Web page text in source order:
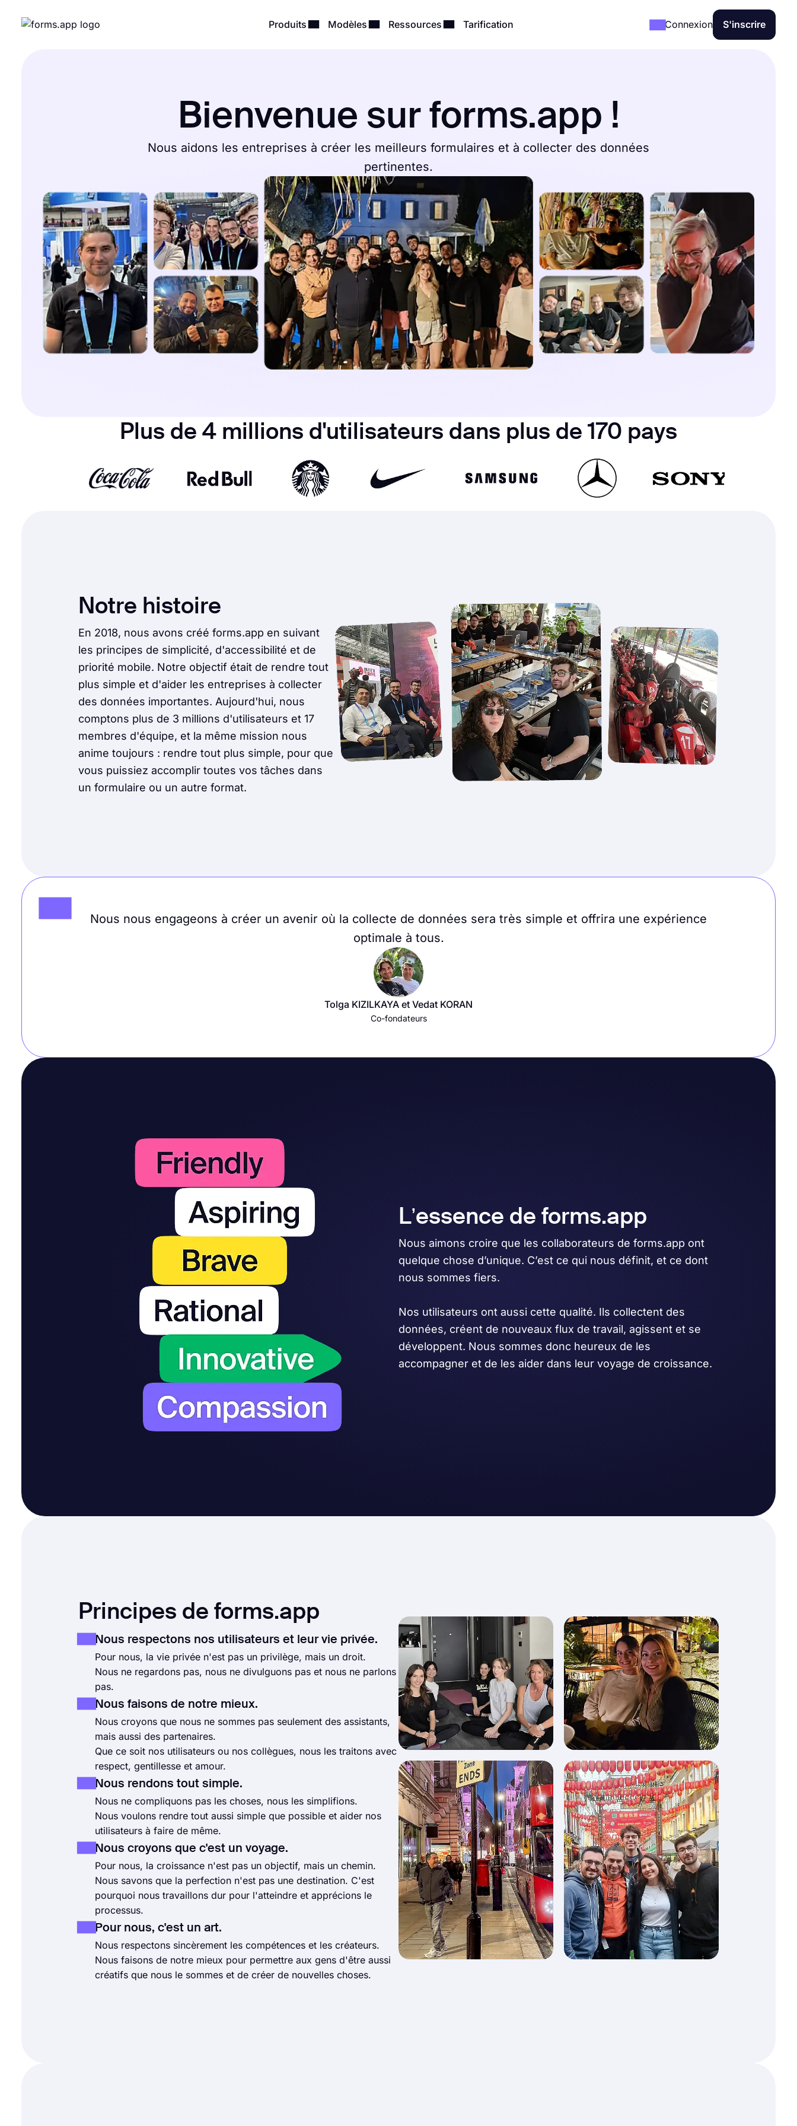
Produits Modèles Ressources Tarification Connexion S'inscrire
Bienvenue sur forms.app !
Nous aidons les entreprises à créer les meilleurs formulaires et à collecter des données
pertinentes.
Plus de 4 millions d'utilisateurs dans plus de 170 pays
Notre histoire
En 2018, nous avons créé forms.app en suivant
les principes de simplicité, d'accessibilité et de
priorité mobile. Notre objectif était de rendre tout
plus simple et d'aider les entreprises à collecter
des données importantes. Aujourd'hui, nous
comptons plus de 3 millions d'utilisateurs et 17
membres d'équipe, et la même mission nous
anime toujours : rendre tout plus simple, pour que
vous puissiez accomplir toutes vos tâches dans
un formulaire ou un autre format.
Nous nous engageons à créer un avenir où la collecte de données sera très simple et offrira une expérience
optimale à tous.
Tolga KIZILKAYA et Vedat KORAN
Co-fondateurs
L’essence de forms.app
Nous aimons croire que les collaborateurs de forms.app ont
quelque chose d’unique. C’est ce qui nous définit, et ce dont
nous sommes fiers.
Nos utilisateurs ont aussi cette qualité. Ils collectent des
données, créent de nouveaux flux de travail, agissent et se
développent. Nous sommes donc heureux de les
accompagner et de les aider dans leur voyage de croissance.
Principes de forms.app
Nous respectons nos utilisateurs et leur vie privée.
Pour nous, la vie privée n'est pas un privilège, mais un droit.
Nous ne regardons pas, nous ne divulguons pas et nous ne parlons
pas.
Nous faisons de notre mieux.
Nous croyons que nous ne sommes pas seulement des assistants,
mais aussi des partenaires.
Que ce soit nos utilisateurs ou nos collègues, nous les traitons avec
respect, gentillesse et amour.
Nous rendons tout simple.
Nous ne compliquons pas les choses, nous les simplifions.
Nous voulons rendre tout aussi simple que possible et aider nos
utilisateurs à faire de même.
Nous croyons que c'est un voyage.
Pour nous, la croissance n'est pas un objectif, mais un chemin.
Nous savons que la perfection n'est pas une destination. C'est
pourquoi nous travaillons dur pour l'atteindre et apprécions le
processus.
Pour nous, c'est un art.
Nous respectons sincèrement les compétences et les créateurs.
Nous faisons de notre mieux pour permettre aux gens d'être aussi
créatifs que nous le sommes et de créer de nouvelles choses.